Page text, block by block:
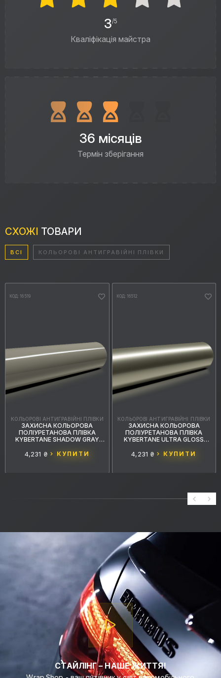
3/5
Кваліфікація майстра
36 місяців
Термін зберігання
СХОЖІ ТОВАРИ
ВСІ КОЛЬОРОВІ АНТИГРАВІЙНІ ПЛІВКИ
КОД: 16519
КОЛЬОРОВІ АНТИГРАВІЙНІ ПЛІВКИ
ЗАХИСНА КОЛЬОРОВА
ПОЛІУРЕТАНОВА ПЛІВКА
KYBERTANE SHADOW GRAY
4,231 ₴ КУПИТИ
КОД: 16512
КОЛЬОРОВІ АНТИГРАВІЙНІ ПЛІВКИ
ЗАХИСНА КОЛЬОРОВА
ПОЛІУРЕТАНОВА ПЛІВКА
KYBERTANE ULTRA GLOSS
1.52MX15M
4,231 ₴ КУПИТИ
СТАЙЛІНГ – НАШЕ ЖИТТЯ!